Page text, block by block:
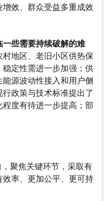
效、群众受益多重成效
一些需要持续破解的难
地区、老旧小区供热保
定性需进一步加强；供
源波动性接入和用户侧
政策与技术标准提出了
度有待进一步提高；部
聚焦关键环节，采取有
率、更加公平、更可持